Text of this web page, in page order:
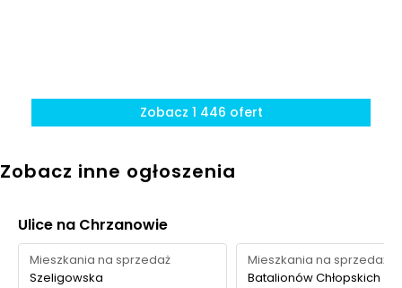
Zobacz 1 446 ofert
Zobacz inne ogłoszenia
Ulice na Chrzanowie
Mieszkania na sprzedaż
Szeligowska
Mieszkania na sprzedaż
Batalionów Chłopskich